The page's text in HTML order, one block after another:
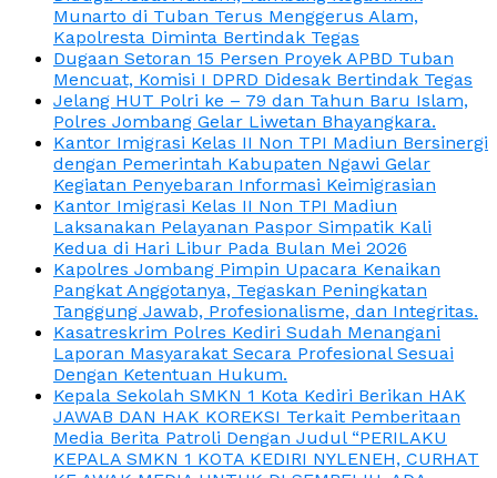
Munarto di Tuban Terus Menggerus Alam,
Kapolresta Diminta Bertindak Tegas
Dugaan Setoran 15 Persen Proyek APBD Tuban
Mencuat, Komisi I DPRD Didesak Bertindak Tegas
Jelang HUT Polri ke – 79 dan Tahun Baru Islam,
Polres Jombang Gelar Liwetan Bhayangkara.
Kantor Imigrasi Kelas II Non TPI Madiun Bersinergi
dengan Pemerintah Kabupaten Ngawi Gelar
Kegiatan Penyebaran Informasi Keimigrasian
Kantor Imigrasi Kelas II Non TPI Madiun
Laksanakan Pelayanan Paspor Simpatik Kali
Kedua di Hari Libur Pada Bulan Mei 2026
Kapolres Jombang Pimpin Upacara Kenaikan
Pangkat Anggotanya, Tegaskan Peningkatan
Tanggung Jawab, Profesionalisme, dan Integritas.
Kasatreskrim Polres Kediri Sudah Menangani
Laporan Masyarakat Secara Profesional Sesuai
Dengan Ketentuan Hukum.
Kepala Sekolah SMKN 1 Kota Kediri Berikan HAK
JAWAB DAN HAK KOREKSI Terkait Pemberitaan
Media Berita Patroli Dengan Judul “PERILAKU
KEPALA SMKN 1 KOTA KEDIRI NYLENEH, CURHAT